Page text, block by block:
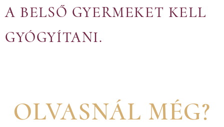
A BELSŐ GYERMEKET KELL
GYÓGYÍTANI.
OLVASNÁL MÉG?